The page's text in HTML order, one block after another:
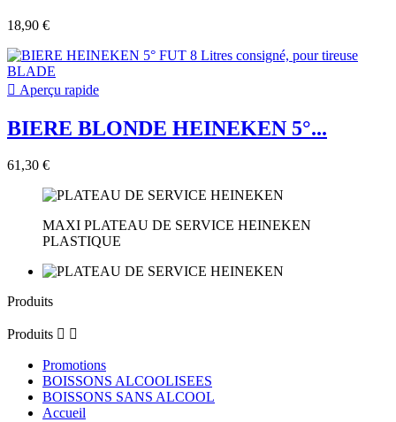
18,90 €
 Aperçu rapide
BIERE BLONDE HEINEKEN 5°...
61,30 €
MAXI PLATEAU DE SERVICE HEINEKEN
PLASTIQUE
Produits
Produits  
Promotions
BOISSONS ALCOOLISEES
BOISSONS SANS ALCOOL
Accueil